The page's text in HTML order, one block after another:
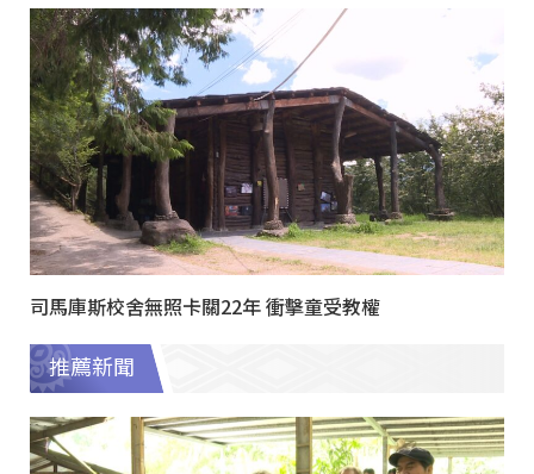
司馬庫斯校舍無照卡關22年 衝擊童受教權
推薦新聞